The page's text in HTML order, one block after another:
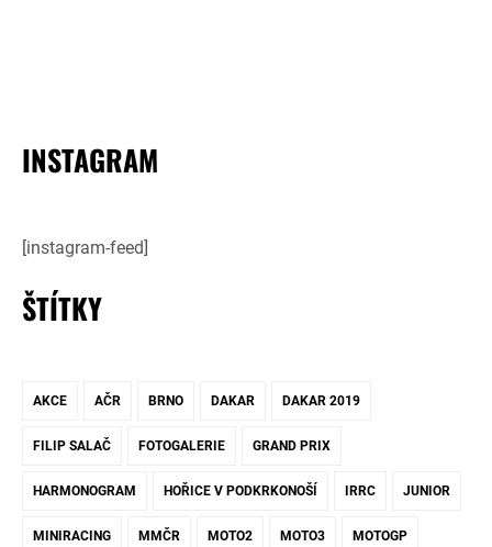
INSTAGRAM
[instagram-feed]
ŠTÍTKY
AKCE AČR BRNO DAKAR DAKAR 2019
FILIP SALAČ FOTOGALERIE GRAND PRIX
HARMONOGRAM HOŘICE V PODKRKONOŠÍ IRRC JUNIOR
MINIRACING MMČR MOTO2 MOTO3 MOTOGP